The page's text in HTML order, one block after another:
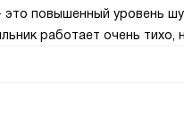
повышенный уровень
работает очень тихо,